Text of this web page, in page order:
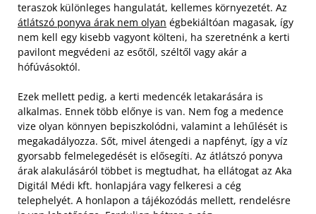
teraszok különleges hangulatát, kellemes környezetét. Az
átlátszó ponyva árak nem olyan égbekiáltóan magasak, így
nem kell egy kisebb vagyont költeni, ha szeretnénk a kerti
pavilont megvédeni az esőtől, széltől vagy akár a
hófúvásoktól.
Ezek mellett pedig, a kerti medencék letakarására is
alkalmas. Ennek több előnye is van. Nem fog a medence
vize olyan könnyen bepiszkolódni, valamint a lehűlését is
megakadályozza. Sőt, mivel átengedi a napfényt, így a víz
gyorsabb felmelegedését is elősegíti. Az átlátszó ponyva
árak alakulásáról többet is megtudhat, ha ellátogat az Aka
Digitál Médi kft. honlapjára vagy felkeresi a cég
telephelyét. A honlapon a tájékozódás mellett, rendelésre